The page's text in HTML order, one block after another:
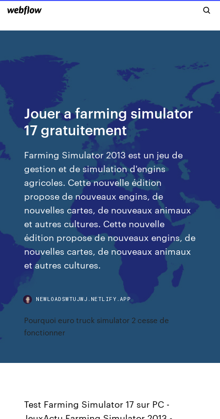
Jouer a farming simulator
17 gratuitement
Farming Simulator 2013 est un jeu de
gestion et de simulation d'engins
agricoles. Cette nouvelle édition
propose de nouveaux engins, de
nouvelles cartes, de nouveaux animaux
et autres cultures. Cette nouvelle
édition propose de nouveaux engins, de
nouvelles cartes, de nouveaux animaux
et autres cultures.
NEWLOADSWTUJWJ.NETLIFY.APP
Pourquoi euro truck simulator 2 cesse de
fonctionner
Test Farming Simulator 17 sur PC -